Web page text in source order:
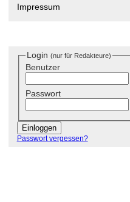
Impressum
Login (nur für Redakteure)
Benutzer
Passwort
Passwort vergessen?